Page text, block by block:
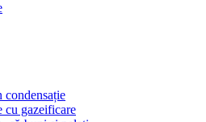
condensație
cu gazeificare